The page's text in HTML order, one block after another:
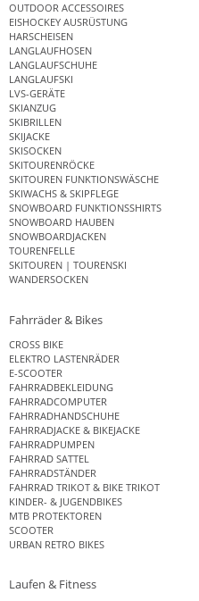
OUTDOOR ACCESSOIRES
EISHOCKEY AUSRÜSTUNG
HARSCHEISEN
LANGLAUFHOSEN
LANGLAUFSCHUHE
LANGLAUFSKI
LVS-GERÄTE
SKIANZUG
SKIBRILLEN
SKIJACKE
SKISOCKEN
SKITOURENRÖCKE
SKITOUREN FUNKTIONSWÄSCHE
SKIWACHS & SKIPFLEGE
SNOWBOARD FUNKTIONSSHIRTS
SNOWBOARD HAUBEN
SNOWBOARDJACKEN
TOURENFELLE
SKITOUREN | TOURENSKI
WANDERSOCKEN
Fahrräder & Bikes
CROSS BIKE
ELEKTRO LASTENRÄDER
E-SCOOTER
FAHRRADBEKLEIDUNG
FAHRRADCOMPUTER
FAHRRADHANDSCHUHE
FAHRRADJACKE & BIKEJACKE
FAHRRADPUMPEN
FAHRRAD SATTEL
FAHRRADSTÄNDER
FAHRRAD TRIKOT & BIKE TRIKOT
KINDER- & JUGENDBIKES
MTB PROTEKTOREN
SCOOTER
URBAN RETRO BIKES
Laufen & Fitness